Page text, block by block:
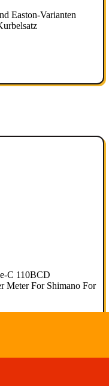
Easton-Varianten
C 110BCD
For Shimano For